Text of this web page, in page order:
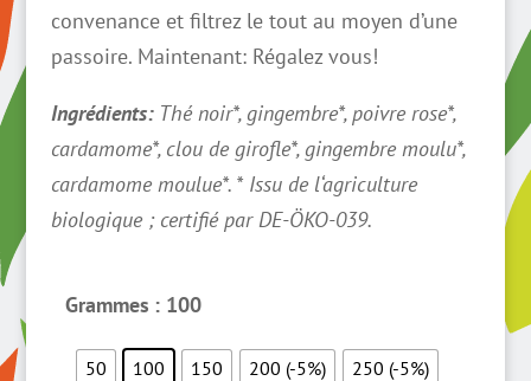
convenance et filtrez le tout au moyen d’une
passoire. Maintenant: Régalez vous!
Ingrédients:Thé noir*, gingembre*, poivre rose*,
cardamome*, clou de girofle*, gingembre moulu*,
cardamome moulue*. * Issu de l‘agriculture
biologique ; certifié par DE-ÖKO-039.
Grammes : 100
50 100 150 200 (-5%)
250 (-5%)